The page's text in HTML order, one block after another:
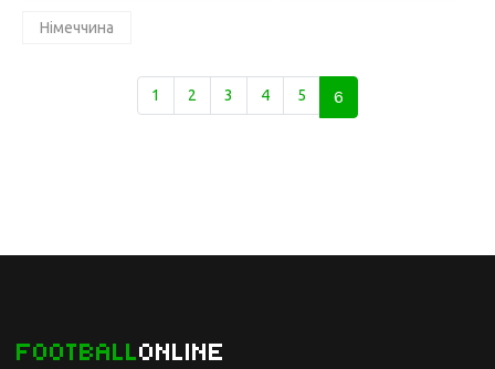
Німеччина
1 2 3 4 5 6
FOOTBALLONLINE